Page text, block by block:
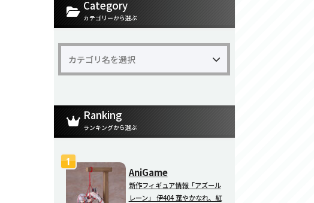
Category
カテゴリーから選ぶ
Ranking
ランキングから選ぶ
AniGame
新作フィギュア情報「アズール
レーン」 伊404 華やかなれ、紅